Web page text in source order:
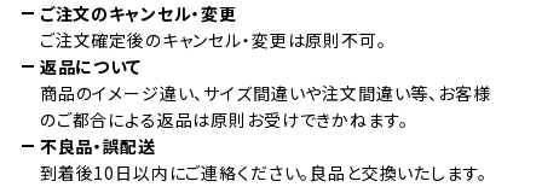
ご注文のキャンセル・変更
ご注文確定後のキャンセル・変更は原則不可。
返品について
商品のイメージ違い、サイズ間違いや注文間違い等、お客様
のご都合による返品は原則お受けできかねます。
不良品・誤配送
到着後10日以内にご連絡ください。良品と交換いたします。